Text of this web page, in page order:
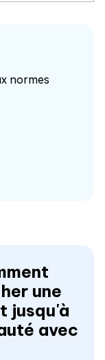
normes
une
jusqu'à
avec